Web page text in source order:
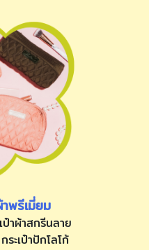
พรีเมี่ยม
ป๋าผ้าสกรีนลาย
ระเป๋าปักโลโก้